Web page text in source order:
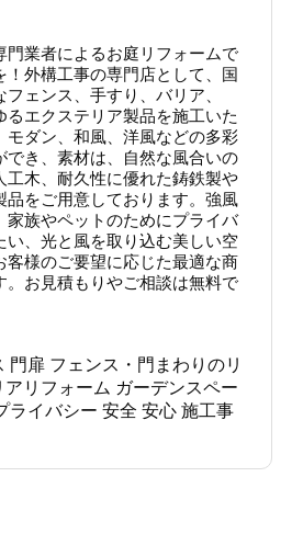
門業者によるお庭リフォームで
外構工事の専門店として、国
ェンス、手すり、バリア、
るエクステリア製品を施工いた
モダン、和風、洋風などの多彩
でき、素材は、自然な風合いの
工木、耐久性に優れた鋳鉄製や
品をご用意しております。強風
家族やペットのためにプライバ
い、光と風を取り込む美しい空
客様のご要望に応じた最適な商
。お見積もりやご相談は無料で